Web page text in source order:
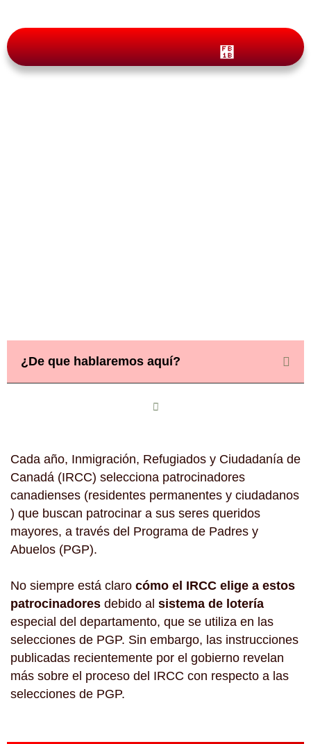
¿De que hablaremos aquí?
Cada año, Inmigración, Refugiados y Ciudadanía de
Canadá (IRCC) selecciona patrocinadores
canadienses (residentes permanentes y ciudadanos
) que buscan patrocinar a sus seres queridos
mayores, a través del Programa de Padres y
Abuelos (PGP).
No siempre está claro cómo el IRCC elige a estos
patrocinadores debido al sistema de lotería
especial del departamento, que se utiliza en las
selecciones de PGP. Sin embargo, las instrucciones
publicadas recientemente por el gobierno revelan
más sobre el proceso del IRCC con respecto a las
selecciones de PGP.